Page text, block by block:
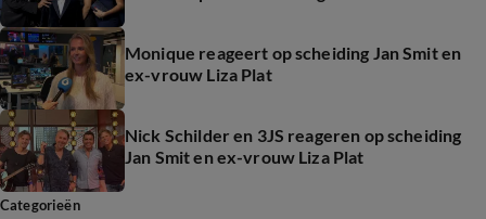
Monique reageert op scheiding Jan Smit en
ex-vrouw Liza Plat
Nick Schilder en 3JS reageren op scheiding
Jan Smit en ex-vrouw Liza Plat
Categorieën